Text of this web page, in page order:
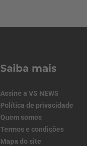
Saiba mais
Assine a VS NEWS
Política de privacidade
Quem somos
Termos e condições
Mapa do site